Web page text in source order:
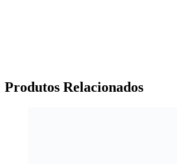
Produtos Relacionados